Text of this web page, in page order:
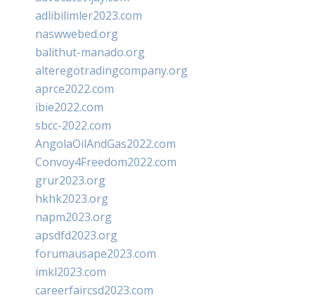
adlibilimler2023.com
naswwebed.org
balithut-manado.org
alteregotradingcompany.org
aprce2022.com
ibie2022.com
sbcc-2022.com
AngolaOilAndGas2022.com
Convoy4Freedom2022.com
grur2023.org
hkhk2023.org
napm2023.org
apsdfd2023.org
forumausape2023.com
imkl2023.com
careerfaircsd2023.com